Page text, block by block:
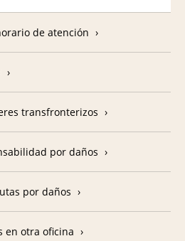
de atención
transfronterizos
por daños
por daños
en otra oficina